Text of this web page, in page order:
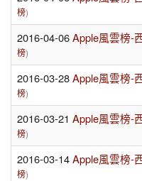
榜)
2016-04-06Apple風雲榜-
榜)
2016-03-28Apple風雲榜-
榜)
2016-03-21 Apple風雲榜-
榜)
2016-03-14Apple風雲榜-
榜)